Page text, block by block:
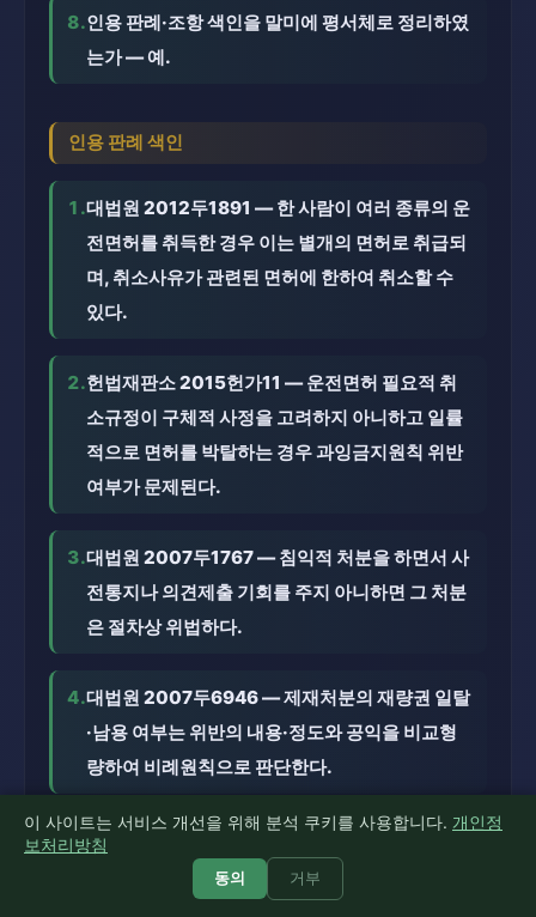
8.인용 판례·조항 색인을 말미에 평서체로 정리하였
는가 — 예.
인용 판례 색인
1.대법원 2012두1891 — 한 사람이 여러 종류의 운
전면허를 취득한 경우 이는 별개의 면허로 취급되
며, 취소사유가 관련된 면허에 한하여 취소할 수
있다.
2.헌법재판소 2015헌가11 — 운전면허 필요적 취
소규정이 구체적 사정을 고려하지 아니하고 일률
적으로 면허를 박탈하는 경우 과잉금지원칙 위반
여부가 문제된다.
3.대법원 2007두1767 — 침익적 처분을 하면서 사
전통지나 의견제출 기회를 주지 아니하면 그 처분
은 절차상 위법하다.
4.대법원 2007두6946 — 제재처분의 재량권 일탈
·남용 여부는 위반의 내용·정도와 공익을 비교형
량하여 비례원칙으로 판단한다.
5.도로교통법 제93조 — 운전면허의 취소·정지의
이 사이트는 서비스 개선을 위해 분석 쿠키를 사용합니다. 개인정
보처리방침
동의 거부